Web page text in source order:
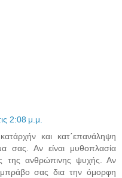
2:08 μ.μ.
και κατ΄επανάληψη
σας. Αν είναι μυθοπλασία
της ανθρώπινης ψυχής. Αν
μπράβο σας δια την όμορφη